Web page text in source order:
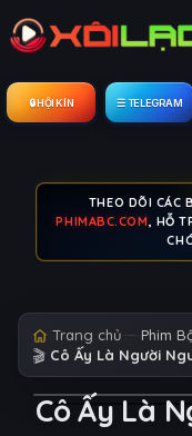
🔒︎ HỘI KÍN ☰ TELEGRAM
THEO DÕI CÁC
PHIMABC.COM, HỖ
Trang chủ Phim
🎬 Cô Ấy Là Người
Cô Ấy Là